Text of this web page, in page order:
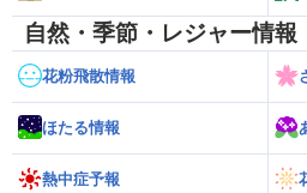
自然・季節・レジャー情報
花粉飛散情報
ほたる情報
熱中症予報